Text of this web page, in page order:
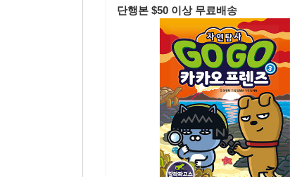
단행본 $50 이상 무료배송